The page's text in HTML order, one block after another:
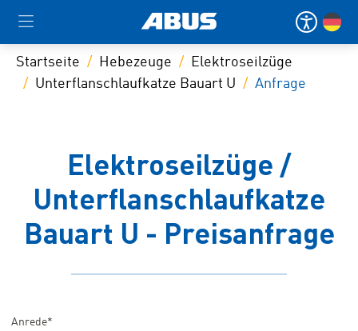
Startseite Hebezeuge
Elektroseilzüge
Unterflanschlaufkatze Bauart U
Anfrage
Elektroseilzüge /
Unterflanschlaufkatze
Bauart U - Preisanfrage
Anrede*